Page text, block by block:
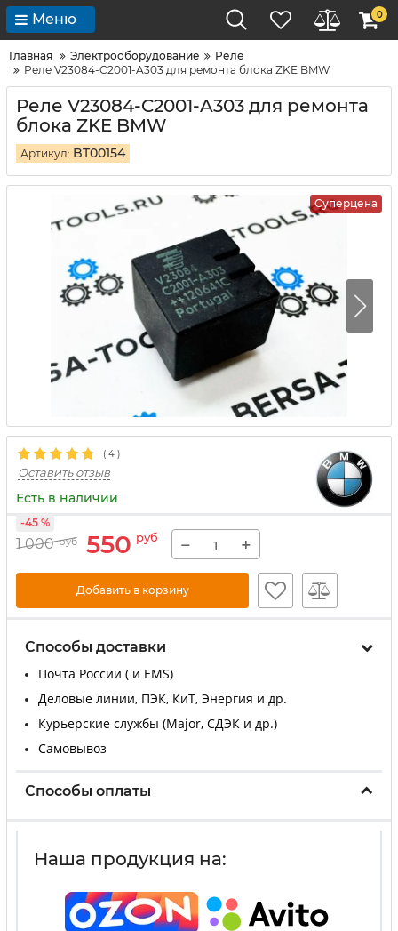
Меню 0
Главная Электрооборудование
Реле
Реле V23084-C2001-A303 для ремонта блока ZKE BMW
Реле V23084-C2001-A303 для ремонта
блока ZKE BMW
Артикул: BT00154
Суперцена
( 4 )
Оставить отзыв
Есть в наличии
1 000 руб 550 руб
-45 %
− +
Добавить в корзину
Способы доставки
Почта России ( и EMS)
Деловые линии, ПЭК, КиТ, Энергия и др.
Курьерские службы (Major, СДЭК и др.)
Самовывоз
Способы оплаты
Наша продукция на: